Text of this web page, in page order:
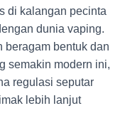
di kalangan pecinta
dunia vaping.
beragam bentuk dan
semakin modern ini,
regulasi seputar
lebih lanjut